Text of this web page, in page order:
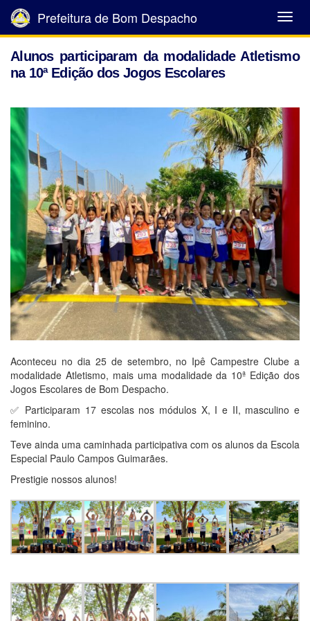
Abrir
Menu
Prefeitura de Bom Despacho
Alunos participaram da modalidade Atletismo
na 10ª Edição dos Jogos Escolares
Aconteceu no dia 25 de setembro, no Ipê Campestre Clube a
modalidade Atletismo, mais uma modalidade da 10ª Edição dos
Jogos Escolares de Bom Despacho.
✅ Participaram 17 escolas nos módulos X, I e II, masculino e
feminino.
Teve ainda uma caminhada participativa com os alunos da Escola
Especial Paulo Campos Guimarães.
Prestigie nossos alunos!